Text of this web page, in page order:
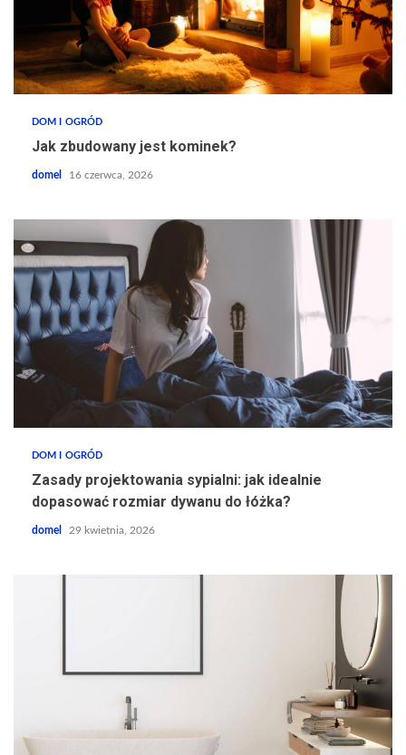
DOM I OGRÓD
Jak zbudowany jest kominek?
domel 16 czerwca, 2026
DOM I OGRÓD
Zasady projektowania sypialni: jak idealnie
dopasować rozmiar dywanu do łóżka?
domel 29 kwietnia, 2026